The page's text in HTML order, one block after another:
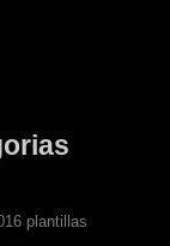
plantillas